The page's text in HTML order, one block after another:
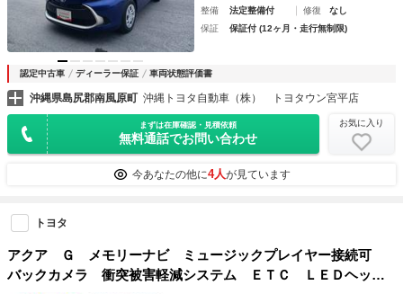
整備
法定整備付 修復
なし
保証
保証付 (12ヶ月・走行無制限)
認定中古車 ディーラー保証 車両状態評価書
沖縄県島尻郡南風原町 沖縄トヨタ自動車（株） トヨタウン宮平店
まずは在庫確認・見積依頼
無料通話でお問い合わせ
お気に入り
今あなたの他に4人が見ています
トヨタ
アクア Ｇ メモリーナビ ミュージックプレイヤー接続可
バックカメラ 衝突被害軽減システム ＥＴＣ ＬＥＤヘッド